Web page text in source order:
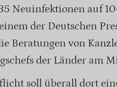
Neuinfektionen auf
der Deutschen
Beratungen von
der Länder am
soll überall dort